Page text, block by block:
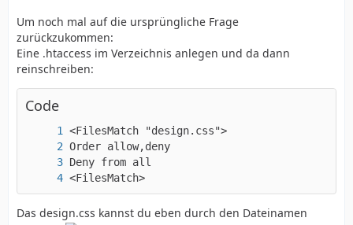
Um noch mal auf die ursprüngliche Frage
zurückzukommen:
Eine .htaccess im Verzeichnis anlegen und da dann
reinschreiben:
Code
<FilesMatch>
Das design.css kannst du eben durch den Dateinamen